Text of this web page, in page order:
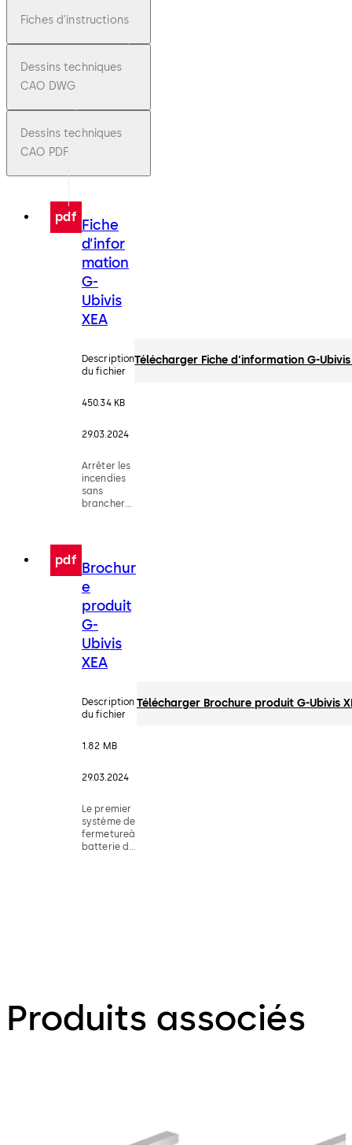
Fiches d'instructions
Dessins techniques
CAO DWG
Dessins techniques
CAO PDF
pdf Fiche
d’infor
mation
G-
Ubivis
XEA
Description
du fichier
450.34 KB
29.03.2024
Arrêter les
incendies
sans
brancher
Télécharger Fiche d’information G-Ubivis
pdf Brochur
e
produit
G-
Ubivis
XEA
Description
du fichier
1.82 MB
29.03.2024
Le premier
système de
fermetureà
batterie de
Télécharger Brochure produit G-Ubivis
Produits associés